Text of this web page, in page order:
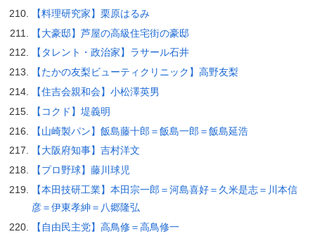
【料理研究家】栗原はるみ
【大豪邸】芦屋の高級住宅街の豪邸
【タレント・政治家】ラサール石井
【たかの友梨ビューティクリニック】高野友梨
【住吉会親和会】小松澤英男
【コクド】堤義明
【山崎製パン】飯島藤十郎＝飯島一郎＝飯島延浩
【大阪府知事】吉村洋文
【プロ野球】藤川球児
【本田技研工業】本田宗一郎＝河島喜好＝久米是志＝川本信
彦＝伊東孝紳＝八郷隆弘
【自由民主党】高鳥修＝高鳥修一